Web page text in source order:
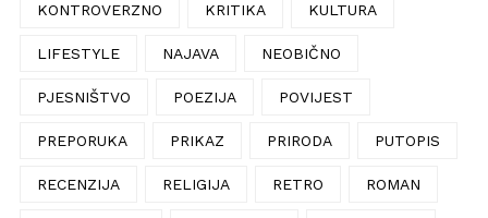
KONTROVERZNO KRITIKA KULTURA
LIFESTYLE NAJAVA NEOBIČNO
PJESNIŠTVO POEZIJA POVIJEST
PREPORUKA PRIKAZ PRIRODA PUTOPIS
RECENZIJA RELIGIJA RETRO ROMAN